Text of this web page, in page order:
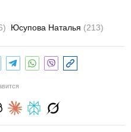
Юсупова Наталья (213)